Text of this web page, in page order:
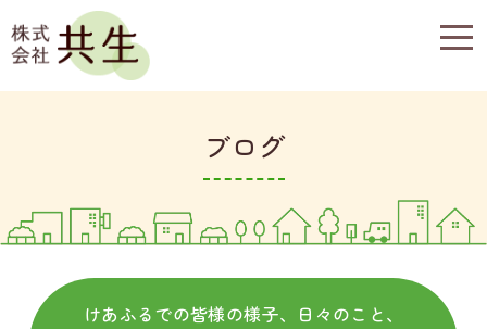
ブログ
けあふるでの皆様の様子、日々のこと、